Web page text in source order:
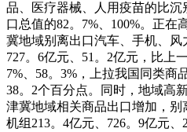
品、医疗器械、人用疫苗的比
口总值的82。7%、100%。正在
冀地域别离出口汽车、手机、风
727。6亿元、51。2亿元，比上
7%、58。3%，上拉我国同类商
38。2个百分点。同时，地域高
津冀地域相关商品出口增加，
机组213。4亿元、726。9亿元